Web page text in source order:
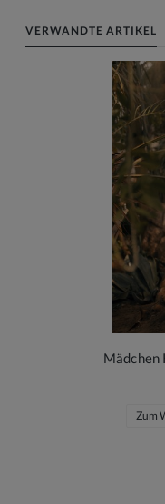
VERWANDTE ARTIKEL
Mädchen
Zum